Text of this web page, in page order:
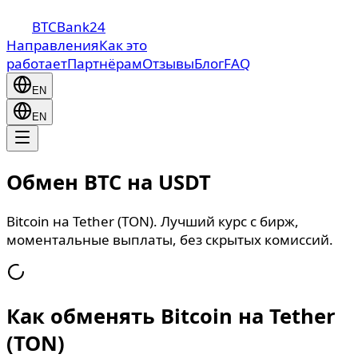
BTCBank24
НаправленияКак это
работаетПартнёрамОтзывыБлогFAQ
EN
EN
Обмен BTC на USDT
Bitcoin на Tether (TON). Лучший курс с бирж,
моментальные выплаты, без скрытых комиссий.
Как обменять Bitcoin на Tether
(TON)